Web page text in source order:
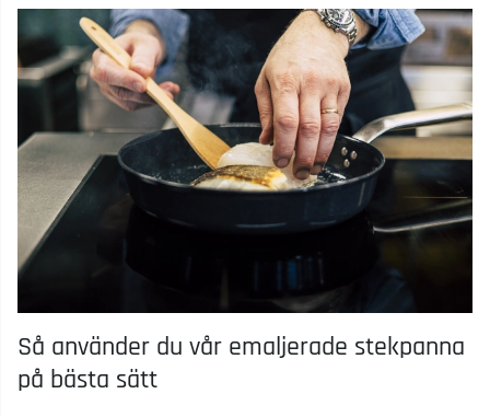
Så använder du vår emaljerade stekpanna
på bästa sätt